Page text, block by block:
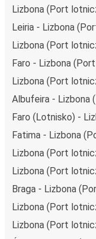
stosując wysokie
flocie autobusów,
technologie
pasażerom
dwutlenku węgla
Średni koszt
lotniczy) - Bragança
autobusem jest
transportu.
Podróż z:
Lizbona (Port
znasz go zbyt
Lizbona (Port
przystankiem
miast i codziennie
Lizbona (Port
Leiria - Lizbona
Lizbona (Port
Faro - Lizbona
Lizbona (Port
Albufeira - Lizbona
Faro (Lotnisko) -
Fatima - Lizbona
Lizbona (Port
Lizbona (Port
Braga - Lizbona
Lizbona (Port
Lizbona (Port